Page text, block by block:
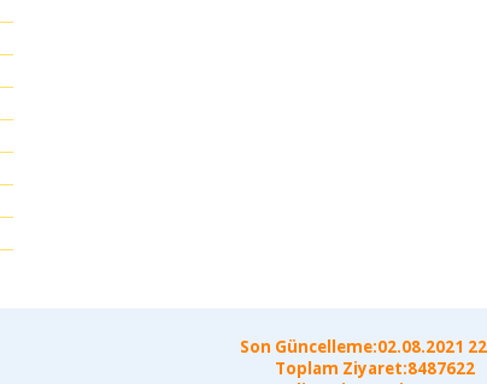
Son Güncelleme:02.08.2021
Toplam Ziyaret:8487622